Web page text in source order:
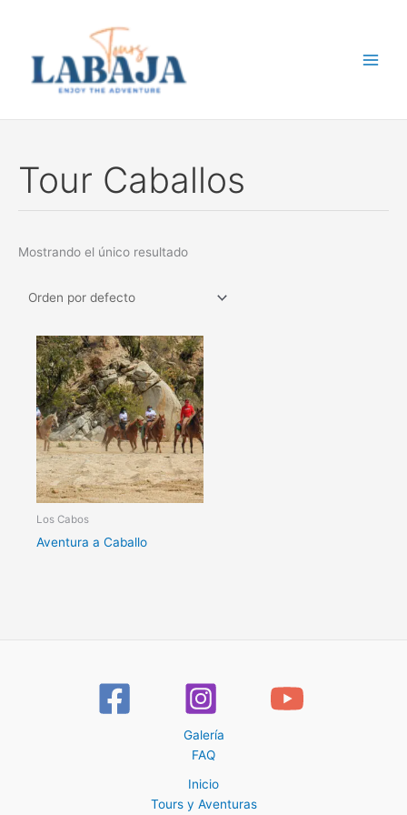
Tour Caballos
Mostrando el único resultado
Los Cabos
Aventura a Caballo
Galería
FAQ
Inicio
Tours y Aventuras